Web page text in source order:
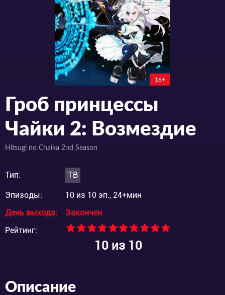
16+
Гроб принцессы
Чайки 2: Возмездие
Hitsugi no Chaika 2nd Season
Тип: ТВ
Эпизоды:
10 из 10 эп., 24+мин
День выхода:
Закончен
Рейтинг:
10из 10
Описание